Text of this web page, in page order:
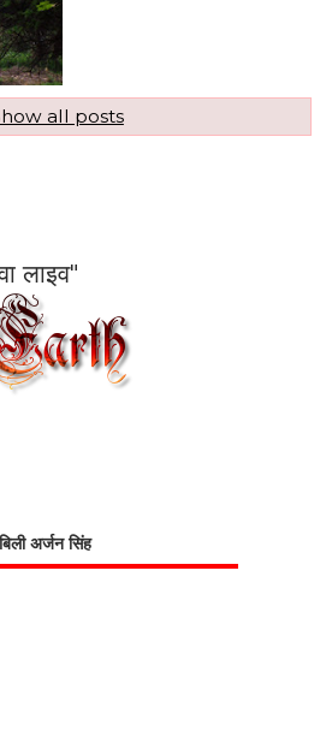
all posts
लाइव"
अर्जन सिंह